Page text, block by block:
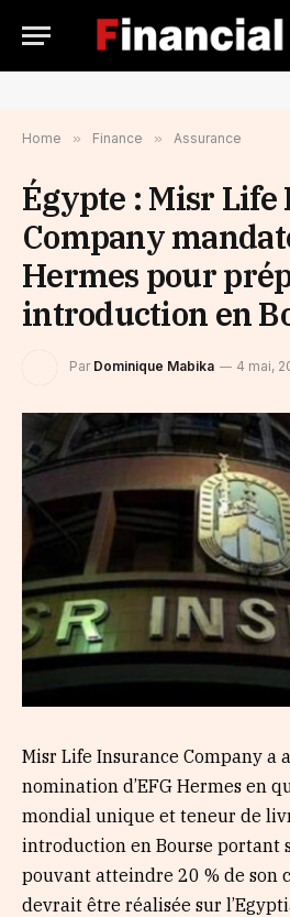
Home » Finance » Assurance
Égypte : Misr Life
Company
Hermes pour
introduction en
Par Dominique Mabika 4 mai,
Misr Life Insurance Company a
nomination d’EFG Hermes en
mondial unique et teneur de
introduction en Bourse portant
pouvant atteindre 20 % de son
devrait être réalisée sur